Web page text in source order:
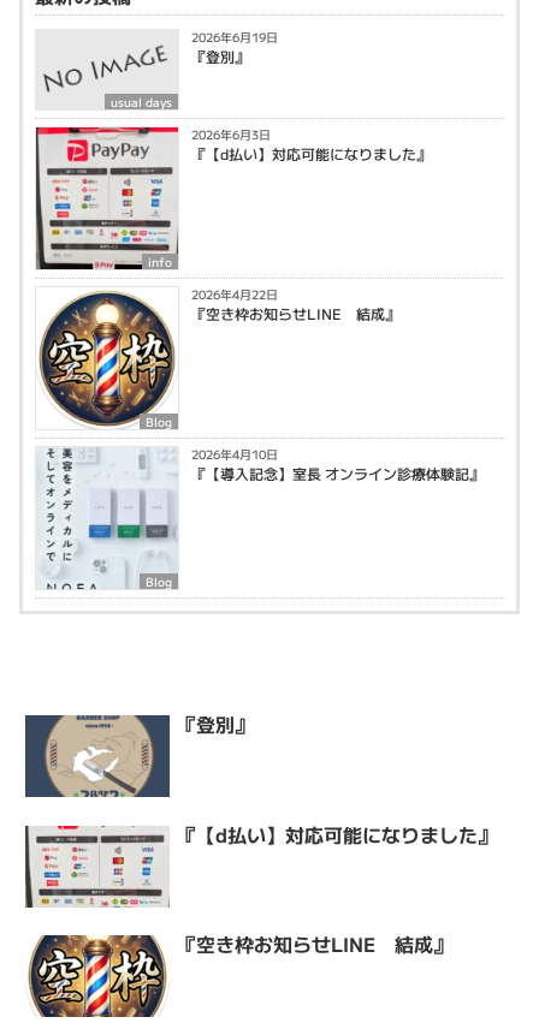
usual days
2026年6月19日
『登別』
info
2026年6月3日
『【d払い】対応可能になりました』
Blog
2026年4月22日
『空き枠お知らせLINE 結成』
Blog
2026年4月10日
『【導入記念】室長 オンライン診療体験記』
『登別』
『【d払い】対応可能になりました』
『空き枠お知らせLINE 結成』